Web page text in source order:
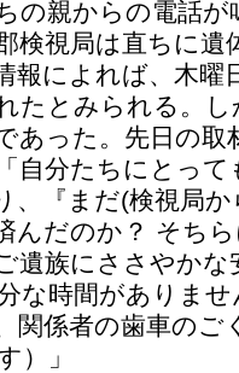
の親からの電話
検視局は直ちに遺
報によれば、木曜
たとみられる。
あった。先日の取
自分たちにとっ
、『まだ(検視局
んだのか？ そち
遺族にささやか
な時間がありま
関係者の歯車のご
）」